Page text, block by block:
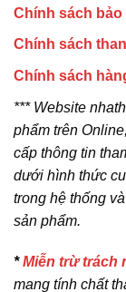
Chính sách bảo
Chính sách
Chính sách
*** Website
phẩm trên
cấp thông tin
dưới hình thức
trong hệ thống
sản phẩm.
*Miễn trừ trách
mang tính chất